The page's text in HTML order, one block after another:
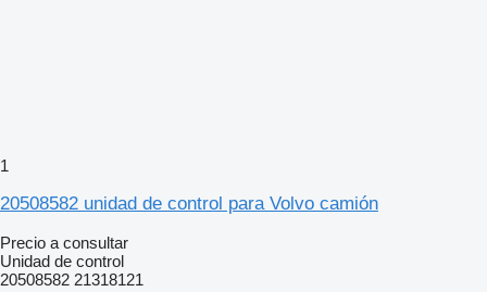
1
20508582 unidad de control para Volvo camión
Precio a consultar
Unidad de control
20508582 21318121